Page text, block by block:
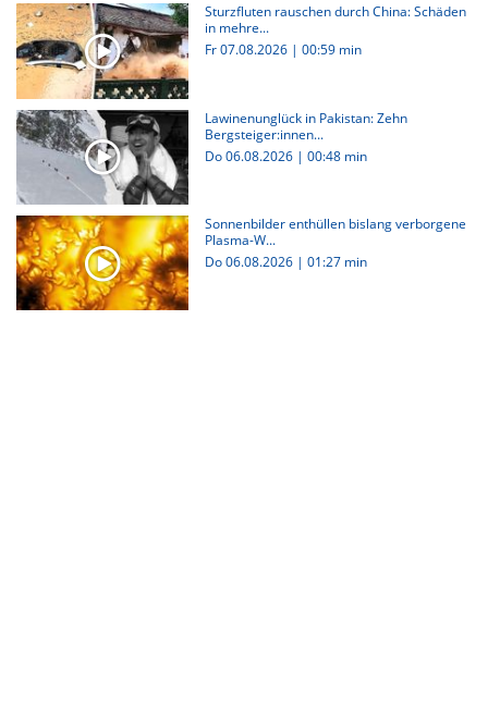
Sturzfluten rauschen durch China: Schäden
in mehre...
Fr 07.08.2026 | 00:59 min
Lawinenunglück in Pakistan: Zehn
Bergsteiger:innen...
Do 06.08.2026 | 00:48 min
Sonnenbilder enthüllen bislang verborgene
Plasma-W...
Do 06.08.2026 | 01:27 min